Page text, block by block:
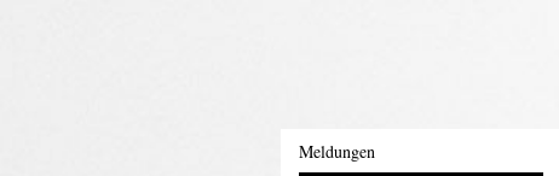
Meldungen